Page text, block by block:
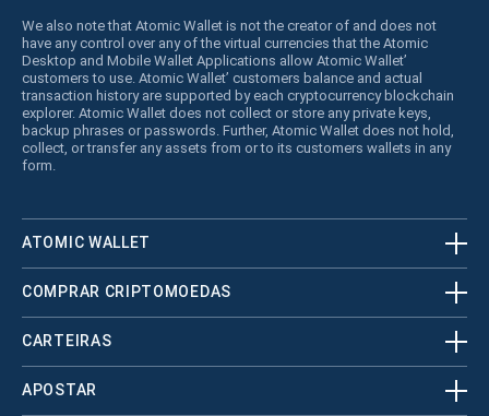
We also note that Atomic Wallet is not the creator of and does not
have any control over any of the virtual currencies that the Atomic
Desktop and Mobile Wallet Applications allow Atomic Wallet’
customers to use. Atomic Wallet’ customers balance and actual
transaction history are supported by each cryptocurrency blockchain
explorer. Atomic Wallet does not collect or store any private keys,
backup phrases or passwords. Further, Atomic Wallet does not hold,
collect, or transfer any assets from or to its customers wallets in any
form.
ATOMIC WALLET
COMPRAR CRIPTOMOEDAS
CARTEIRAS
APOSTAR